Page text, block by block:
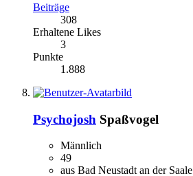
Beiträge
308
Erhaltene Likes
3
Punkte
1.888
Psychojosh Spaßvogel
Männlich
49
aus Bad Neustadt an der Saale